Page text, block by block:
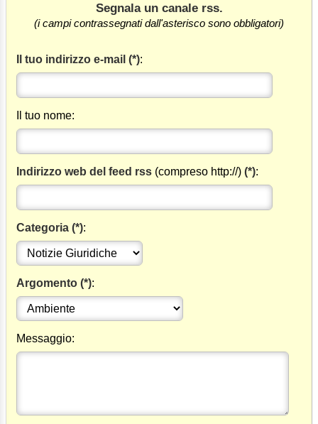
Segnala un canale rss.
(i campi contrassegnati dall'asterisco sono obbligatori)
Il tuo indirizzo e-mail (*):
Il tuo nome:
Indirizzo web del feed rss (compreso http://) (*):
Categoria (*):
Argomento (*):
Messaggio: